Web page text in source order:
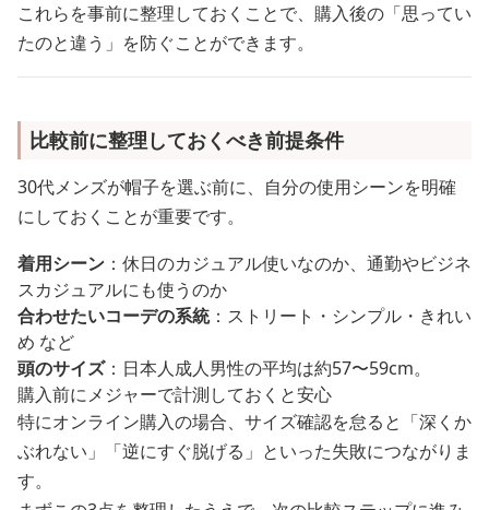
これらを事前に整理しておくことで、購入後の「思ってい
たのと違う」を防ぐことができます。
比較前に整理しておくべき前提条件
30代メンズが帽子を選ぶ前に、自分の使用シーンを明確
にしておくことが重要です。
着用シーン ：休日のカジュアル使いなのか、通勤やビジネ
スカジュアルにも使うのか
合わせたいコーデの系統：ストリート・シンプル・きれい
め など
頭のサイズ：日本人成人男性の平均は約57〜59cm。
購入前にメジャーで計測しておくと安心
特にオンライン購入の場合、サイズ確認を怠ると「深くか
ぶれない」「逆にすぐ脱げる」といった失敗につながりま
す。